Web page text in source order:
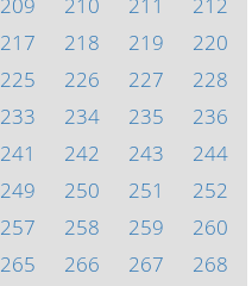
217 218 219
220
225 226 227
228
233 234 235
236
241 242 243
244
249 250 251
252
257 258 259
260
265 266 267
268